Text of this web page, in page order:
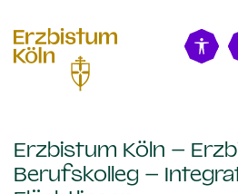
Erzbistum Köln –
Berufskolleg –